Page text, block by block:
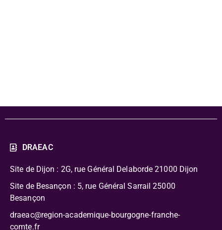
DRAEAC
Site de Dijon : 2G, rue Général Delaborde 21000 Dijon
Site de Besançon : 5, rue Général Sarrail 25000
Besançon
draeac@region-academique-bourgogne-franche-
comte.fr